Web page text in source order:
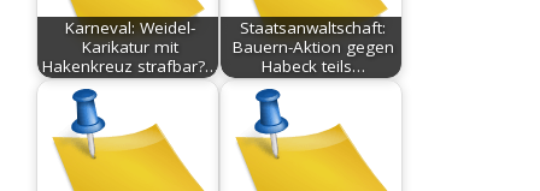
Karneval: Weidel-
Karikatur mit
Hakenkreuz strafbar?…
Staatsanwaltschaft:
Bauern-Aktion gegen
Habeck teils…